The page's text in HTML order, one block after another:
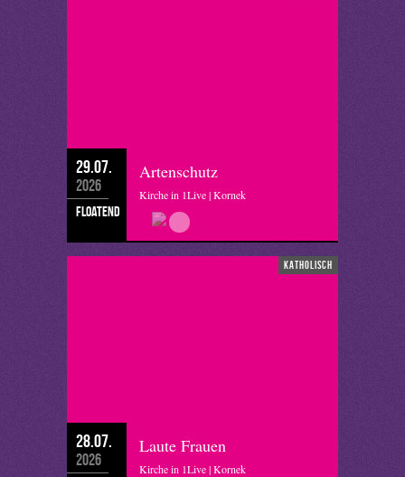
29.07.
2026
floatend
Artenschutz
Kirche in 1Live | Kornek
katholisch
28.07.
2026
Laute Frauen
Kirche in 1Live | Kornek